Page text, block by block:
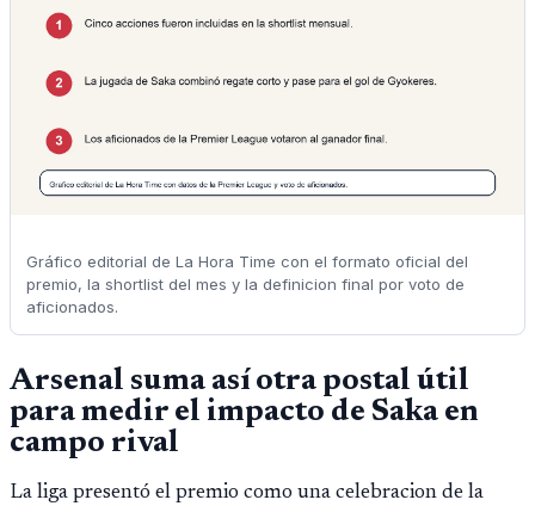
Gráfico editorial de La Hora Time con el formato oficial del
premio, la shortlist del mes y la definicion final por voto de
aficionados.
Arsenal suma así otra postal útil
para medir el impacto de Saka en
campo rival
La liga presentó el premio como una celebracion de la